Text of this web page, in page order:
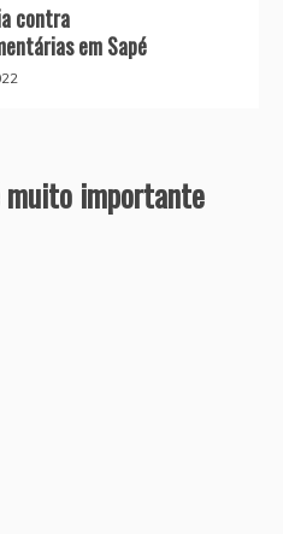
contra
em Sapé
muito importante